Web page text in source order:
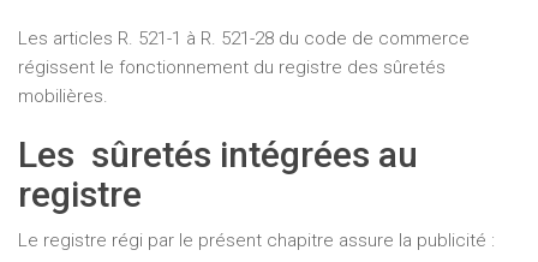
Les articles R. 521-1 à R. 521-28 du code de commerce
régissent le fonctionnement du registre des sûretés
mobilières.
Les sûretés intégrées au
registre
Le registre régi par le présent chapitre assure la publicité :